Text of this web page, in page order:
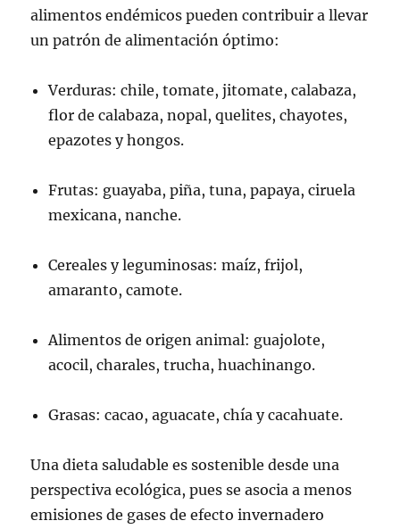
alimentos endémicos pueden contribuir a llevar
un patrón de alimentación óptimo:
Verduras: chile, tomate, jitomate, calabaza,
flor de calabaza, nopal, quelites, chayotes,
epazotes y hongos.
Frutas: guayaba, piña, tuna, papaya, ciruela
mexicana, nanche.
Cereales y leguminosas: maíz, frijol,
amaranto, camote.
Alimentos de origen animal: guajolote,
acocil, charales, trucha, huachinango.
Grasas: cacao, aguacate, chía y cacahuate.
Una dieta saludable es sostenible desde una
perspectiva ecológica, pues se asocia a menos
emisiones de gases de efecto invernadero